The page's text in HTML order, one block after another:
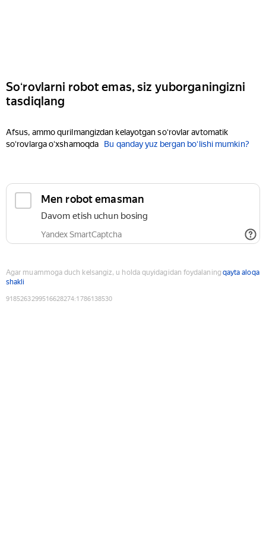
Soʻrovlarni robot emas, siz yuborganingizni
tasdiqlang
Afsus, ammo qurilmangizdan kelayotgan soʻrovlar avtomatik
soʻrovlarga oʻxshamoqda
Bu qanday yuz bergan boʻlishi mumkin?
Men robot emasman
Davom etish uchun bosing
Yandex SmartCaptcha
Agar muammoga duch kelsangiz, u holda quyidagidan foydalaning qayta aloqa
shakli
9185263299516628274:1786138530